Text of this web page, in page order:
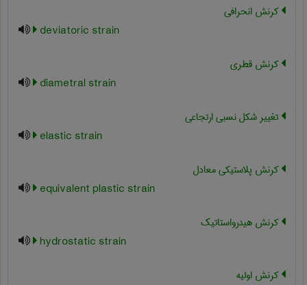
کرنش انحرافی
deviatoric strain
کرنش قطری
diametral strain
تغییر شکل نسبی ارتجاعی
elastic strain
کرنش پلاستيکي معادل
equivalent plastic strain
کرنش هیدرواستاتیک
hydrostatic strain
کرنش اولیه